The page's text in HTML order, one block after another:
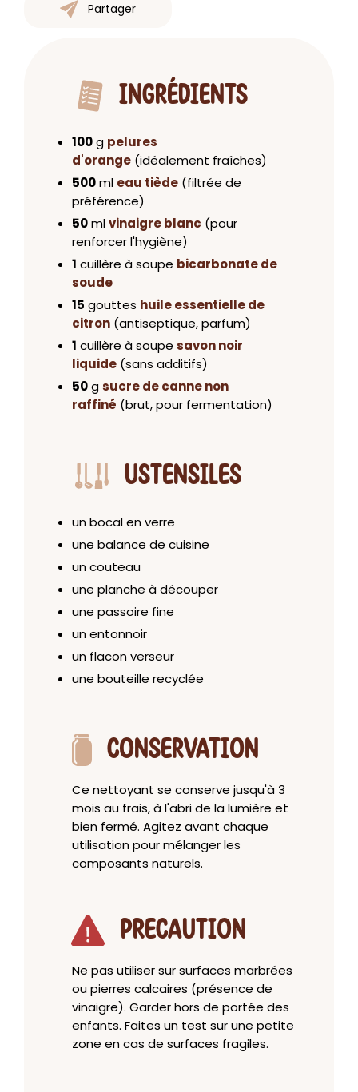
Partager
INGRÉDIENTS
100g pelures
d'orange (idéalement fraîches)
500ml eau tiède (filtrée de
préférence)
50mlvinaigre blanc (pour
renforcer l'hygiène)
1 cuillère à soupe bicarbonate de
soude
15 gouttes huile essentielle de
citron (antiseptique, parfum)
1 cuillère à soupe savon noir
liquide (sans additifs)
50gsucre de canne non
raffiné (brut, pour fermentation)
USTENSILES
un bocal en verre
une balance de cuisine
un couteau
une planche à découper
une passoire fine
un entonnoir
un flacon verseur
une bouteille recyclée
CONSERVATION
Ce nettoyant se conserve jusqu'à 3
mois au frais, à l'abri de la lumière et
bien fermé. Agitez avant chaque
utilisation pour mélanger les
composants naturels.
PRECAUTION
Ne pas utiliser sur surfaces marbrées
ou pierres calcaires (présence de
vinaigre). Garder hors de portée des
enfants. Faites un test sur une petite
zone en cas de surfaces fragiles.